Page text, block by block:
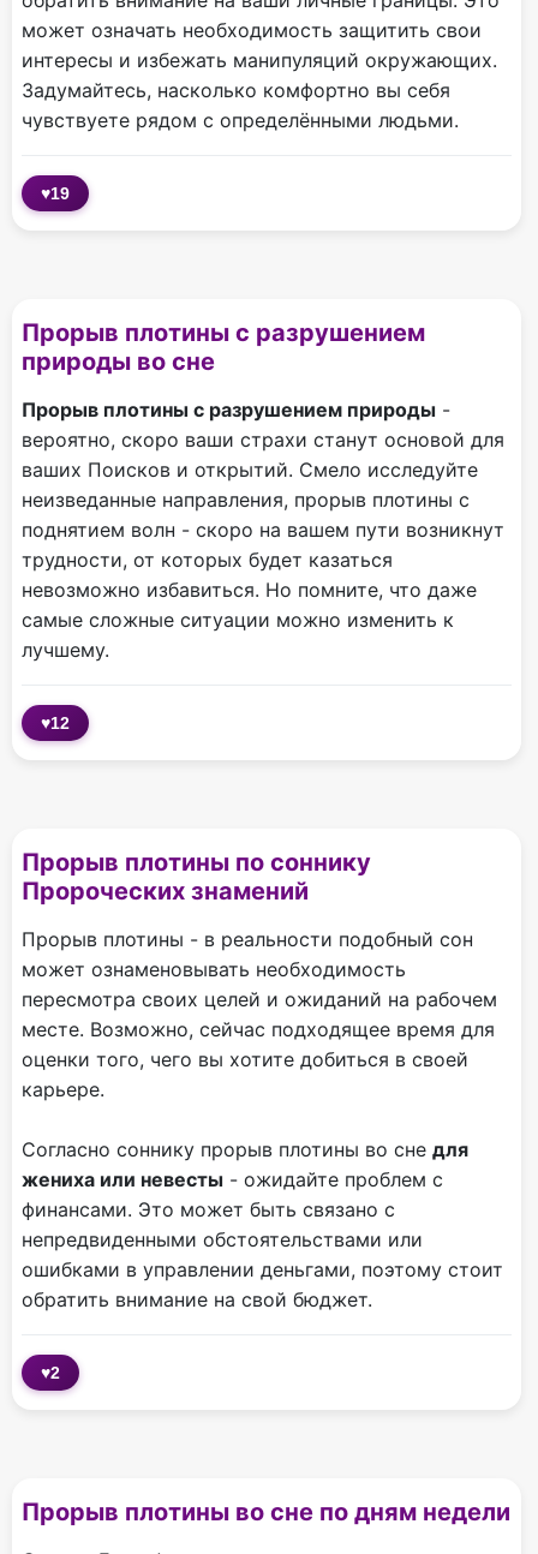
может означать необходимость защитить свои
интересы и избежать манипуляций окружающих.
Задумайтесь, насколько комфортно вы себя
чувствуете рядом с определёнными людьми.
♥19
Прорыв плотины с разрушением
природы во сне
Прорыв плотины с разрушением природы -
вероятно, скоро ваши страхи станут основой для
ваших Поисков и открытий. Смело исследуйте
неизведанные направления, прорыв плотины с
поднятием волн - скоро на вашем пути возникнут
трудности, от которых будет казаться
невозможно избавиться. Но помните, что даже
самые сложные ситуации можно изменить к
лучшему.
♥12
Прорыв плотины по соннику
Пророческих знамений
Прорыв плотины - в реальности подобный сон
может ознаменовывать необходимость
пересмотра своих целей и ожиданий на рабочем
месте. Возможно, сейчас подходящее время для
оценки того, чего вы хотите добиться в своей
карьере.
Согласно соннику прорыв плотины во сне для
жениха или невесты - ожидайте проблем с
финансами. Это может быть связано с
непредвиденными обстоятельствами или
ошибками в управлении деньгами, поэтому стоит
обратить внимание на свой бюджет.
♥2
Прорыв плотины во сне по дням недели